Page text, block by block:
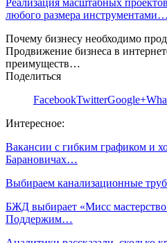
любого размера инструментами…
Почему бизнесу необходимо
Продвижение бизнеса в
преимуществ…
Поделиться
FacebookTwitterGoogle+
Интересное:
Вакансии с гибким графиком и
Барановичах…
Выбираем канализационные
БЖД выбирает «Мисс мастерство
Поддержим…